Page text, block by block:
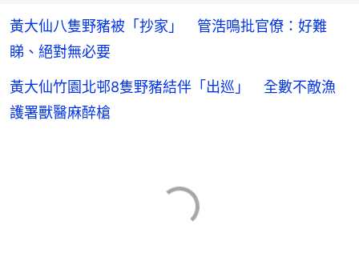
黃大仙八隻野豬被「抄家」 管浩鳴批官僚：好難
睇、絕對無必要
黃大仙竹園北邨8隻野豬結伴「出巡」 全數不敵漁
護署獸醫麻醉槍